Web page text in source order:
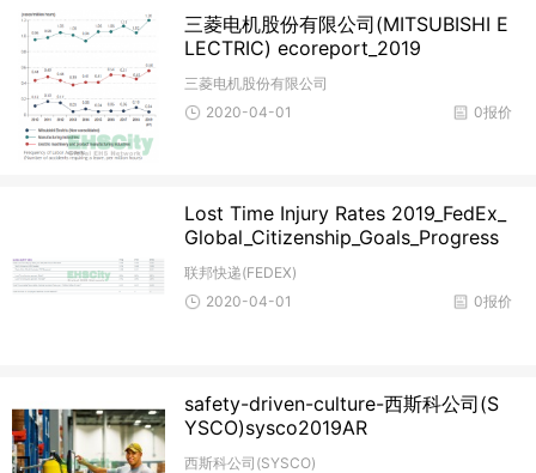
三菱电机股份有限公司(MITSUBISHI E
LECTRIC) ecoreport_2019
三菱电机股份有限公司
0报价
2020-04-01
Lost Time Injury Rates 2019_FedEx_
Global_Citizenship_Goals_Progress
联邦快递(FEDEX)
0报价
2020-04-01
safety-driven-culture-西斯科公司(S
YSCO)sysco2019AR
西斯科公司(SYSCO)